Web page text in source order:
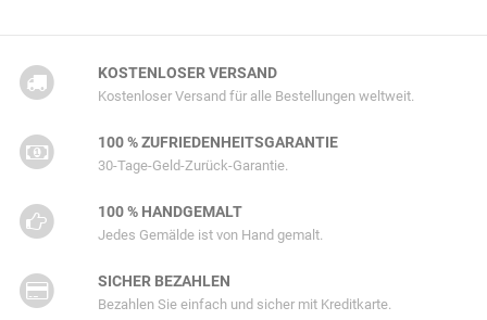
KOSTENLOSER VERSAND
Kostenloser Versand für alle Bestellungen weltweit.
100 % ZUFRIEDENHEITSGARANTIE
30-Tage-Geld-Zurück-Garantie.
100 % HANDGEMALT
Jedes Gemälde ist von Hand gemalt.
SICHER BEZAHLEN
Bezahlen Sie einfach und sicher mit Kreditkarte.